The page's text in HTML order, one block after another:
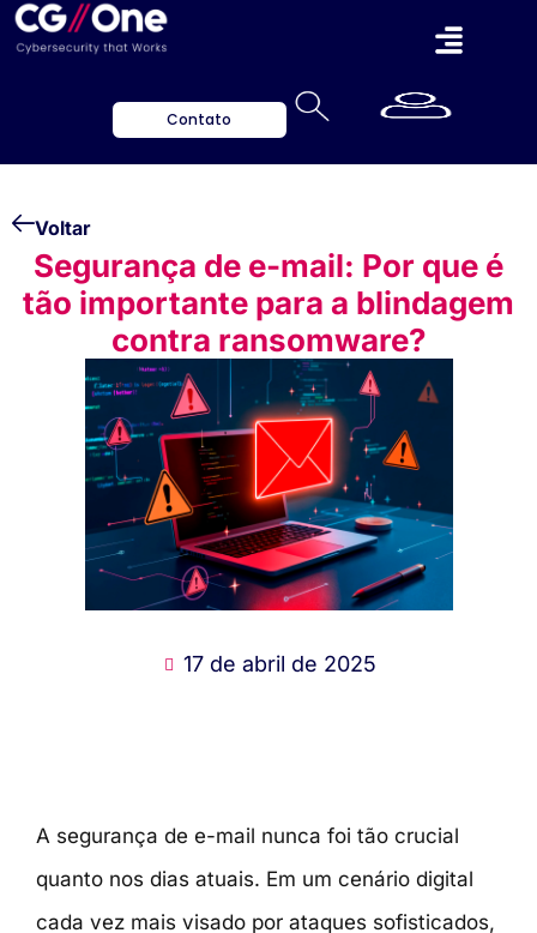
Contato
Voltar
Segurança de e-mail: Por que é
tão importante para a blindagem
contra ransomware?
17 de abril de 2025
A segurança de e-mail nunca foi tão crucial
quanto nos dias atuais. Em um cenário digital
cada vez mais visado por ataques sofisticados,